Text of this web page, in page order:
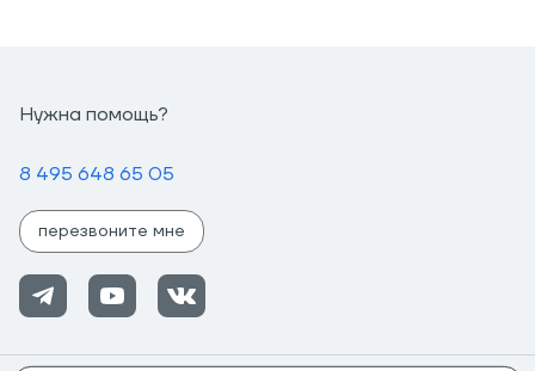
Нужна помощь?
8 495 648 65 05
перезвоните мне